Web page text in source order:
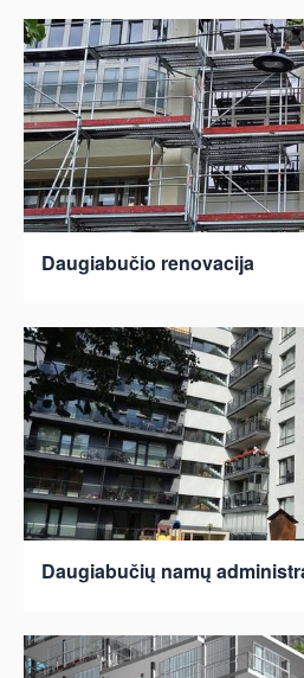
Daugiabučio renovacija
Daugiabučių namų